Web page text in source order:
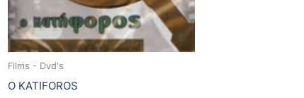
Films - Dvd's
O KATIFOROS